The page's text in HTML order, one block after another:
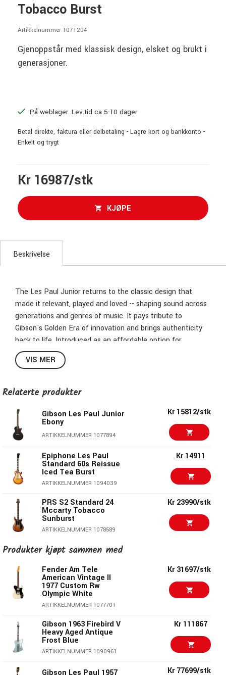
Tobacco Burst
Artikkelnummer 1071204
Gjenoppstår med klassisk design, elsket og brukt i
generasjoner.
På weblager. Lev.tid ca 5-10 dager
Betal direkte, faktura eller delbetaling - Lagre kort og bankkonto -
Enkelt og trygt
Kr 16987/stk
KJØPE
Beskrivelse
The Les Paul Junior returns to the classic design that
made it relevant, played and loved -- shaping sound across
generations and genres of music. It pays tribute to
Gibson's Golden Era of innovation and brings authenticity
back to life. Introduced as an affordable option for
students and beginners in 1954, the Les Paul Junior has
been embraced by musicians for over 60 years. The single
single volume and tone controls all add up to a whole lot of
50's-style neck profile and wraparound bridge add to the
equation for rock solid tone. Available in Tobacco Burst and
the new Ebony finish with tortoise shell pickguard.
Body Material - Mahogany
Finish - Gloss Nitrocellulose Lacquer
Neck
Material - Mahogany
Profile - Vintage 50s
Scale Length - 24.75" / 628.65mm
Fingerboard Material - Rosewood
Fingerboard Radius - 12"
Frets - Medium Jumbo
Nut Material - Graph Tech
Nut Width - 1.7" / 43.053mm
End of Board Width - 2.26" / 57.404mm
Inlays - Acrylic Dots
Hardware
Finish - Nickel
VIS MER
Relaterte produkter
Gibson Les Paul Junior
Ebony
ARTIKKELNUMMER 1077894
Kr 15812/stk
Epiphone Les Paul
Standard 60s Reissue
Iced Tea Burst
ARTIKKELNUMMER 1094039
Kr 14911
PRS S2 Standard 24
Mccarty Tobacco
Sunburst
ARTIKKELNUMMER 1078589
Kr 23990/stk
PRS SE DGT David
Grissom McCarty
Tobacco Sunburst
ARTIKKELNUMMER 1079202
Gibson Les Paul
Standard 50s - Faded
ARTIKKELNUMMER 1094542
Kr 24399
Gibson Les Paul
Standard 50s Double
Kr 27490
Produkter kjøpt sammen med
Fender Am Tele
American Vintage II
1977 Custom Rw
Olympic White
ARTIKKELNUMMER 1077701
Kr 31697/stk
Gibson 1963 Firebird V
Heavy Aged Antique
Frost Blue
ARTIKKELNUMMER 1090961
Kr 111867
Gibson Les Paul 1957 Kr 77699/stk